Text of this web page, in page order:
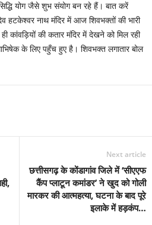
सिद्धि योग जैसे शुभ संयोग बन रहे हैं। बात करें
हटकेश्वर नाथ मंदिर में आज शिवभक्तों की भारी
कांवड़ियों की कतार मंदिर में देखने को मिल रही
के लिए पहुँच हुए है। शिवभक्त लगातार बोल
Next article
छत्तीसगढ़ के कोंडागांव जिले में ‘सीएएफ
कैंप प्लाटून कमांडर’ ने खुद को गोली
मारकर की आत्महत्या, घटना के बाद पूरे
इलाके में हड़कंप…